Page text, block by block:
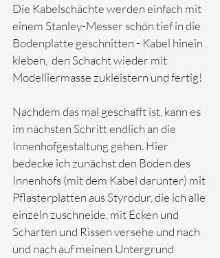
Die Kabelschächte werden einfach mit
einem Stanley-Messer schön tief in die
Bodenplatte geschnitten - Kabel hinein
kleben,  den Schacht wieder mit
Modelliermasse zukleistern und fertig!
Nachdem das mal geschafft ist, kann es
im nächsten Schritt endlich an die
Innenhofgestaltung gehen. Hier
bedecke ich zunächst den Boden des
Innenhofs (mit dem Kabel darunter) mit
Pflasterplatten aus Styrodur, die ich alle
einzeln zuschneide, mit Ecken und
Scharten und Rissen versehe und nach
und nach auf meinen Untergrund